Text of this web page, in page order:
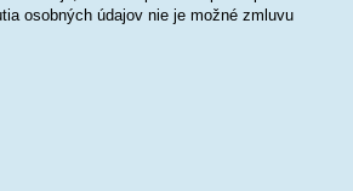
osobných údajov nie je možné zmluvu